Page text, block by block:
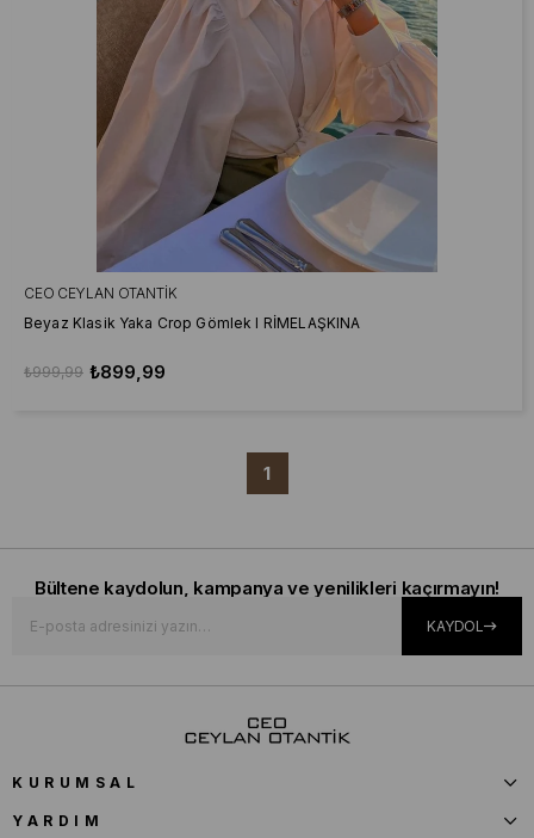
CEO CEYLAN OTANTIK
Beyaz Klasik Yaka Crop Gömlek I RİMELAŞKINA
₺899,99
₺999,99
1
Bültene kaydolun, kampanya ve yenilikleri kaçırmayın!
KAYDOL
KURUMSAL
YARDIM